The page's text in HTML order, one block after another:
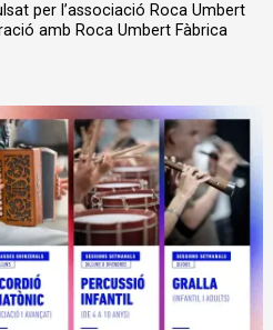
per l’associació Roca Umbert
amb Roca Umbert Fàbrica